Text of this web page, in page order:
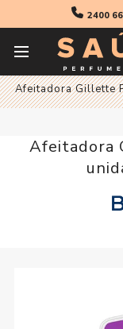
2400
Cosmetica
Afeitadora Gillette
Afeitadora